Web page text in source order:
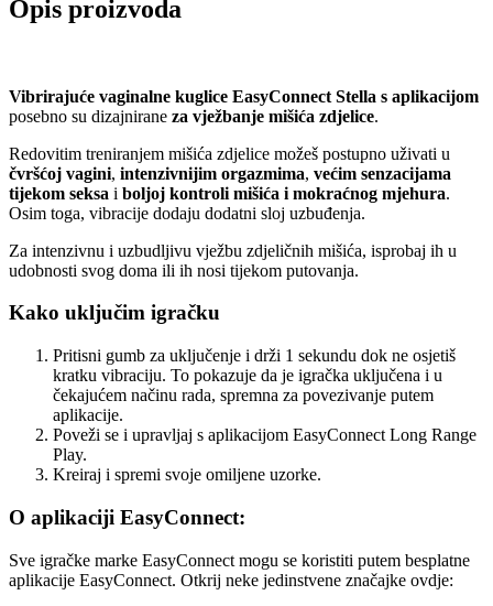
Opis proizvoda
Vibrirajuće vaginalne kuglice EasyConnect Stella s aplikacijom
posebno su dizajnirane za vježbanje mišića zdjelice.
Redovitim treniranjem mišića zdjelice možeš postupno uživati u
čvršćoj vagini, intenzivnijim orgazmima, većim senzacijama
tijekom seksa i boljoj kontroli mišića i mokraćnog mjehura.
Osim toga, vibracije dodaju dodatni sloj uzbuđenja.
Za intenzivnu i uzbudljivu vježbu zdjeličnih mišića, isprobaj ih u
udobnosti svog doma ili ih nosi tijekom putovanja.
Kako uključim igračku
Pritisni gumb za uključenje i drži 1 sekundu dok ne osjetiš
kratku vibraciju. To pokazuje da je igračka uključena i u
čekajućem načinu rada, spremna za povezivanje putem
aplikacije.
Poveži se i upravljaj s aplikacijom EasyConnect Long Range
Play.
Kreiraj i spremi svoje omiljene uzorke.
O aplikaciji EasyConnect:
Sve igračke marke EasyConnect mogu se koristiti putem besplatne
aplikacije EasyConnect. Otkrij neke jedinstvene značajke ovdje: